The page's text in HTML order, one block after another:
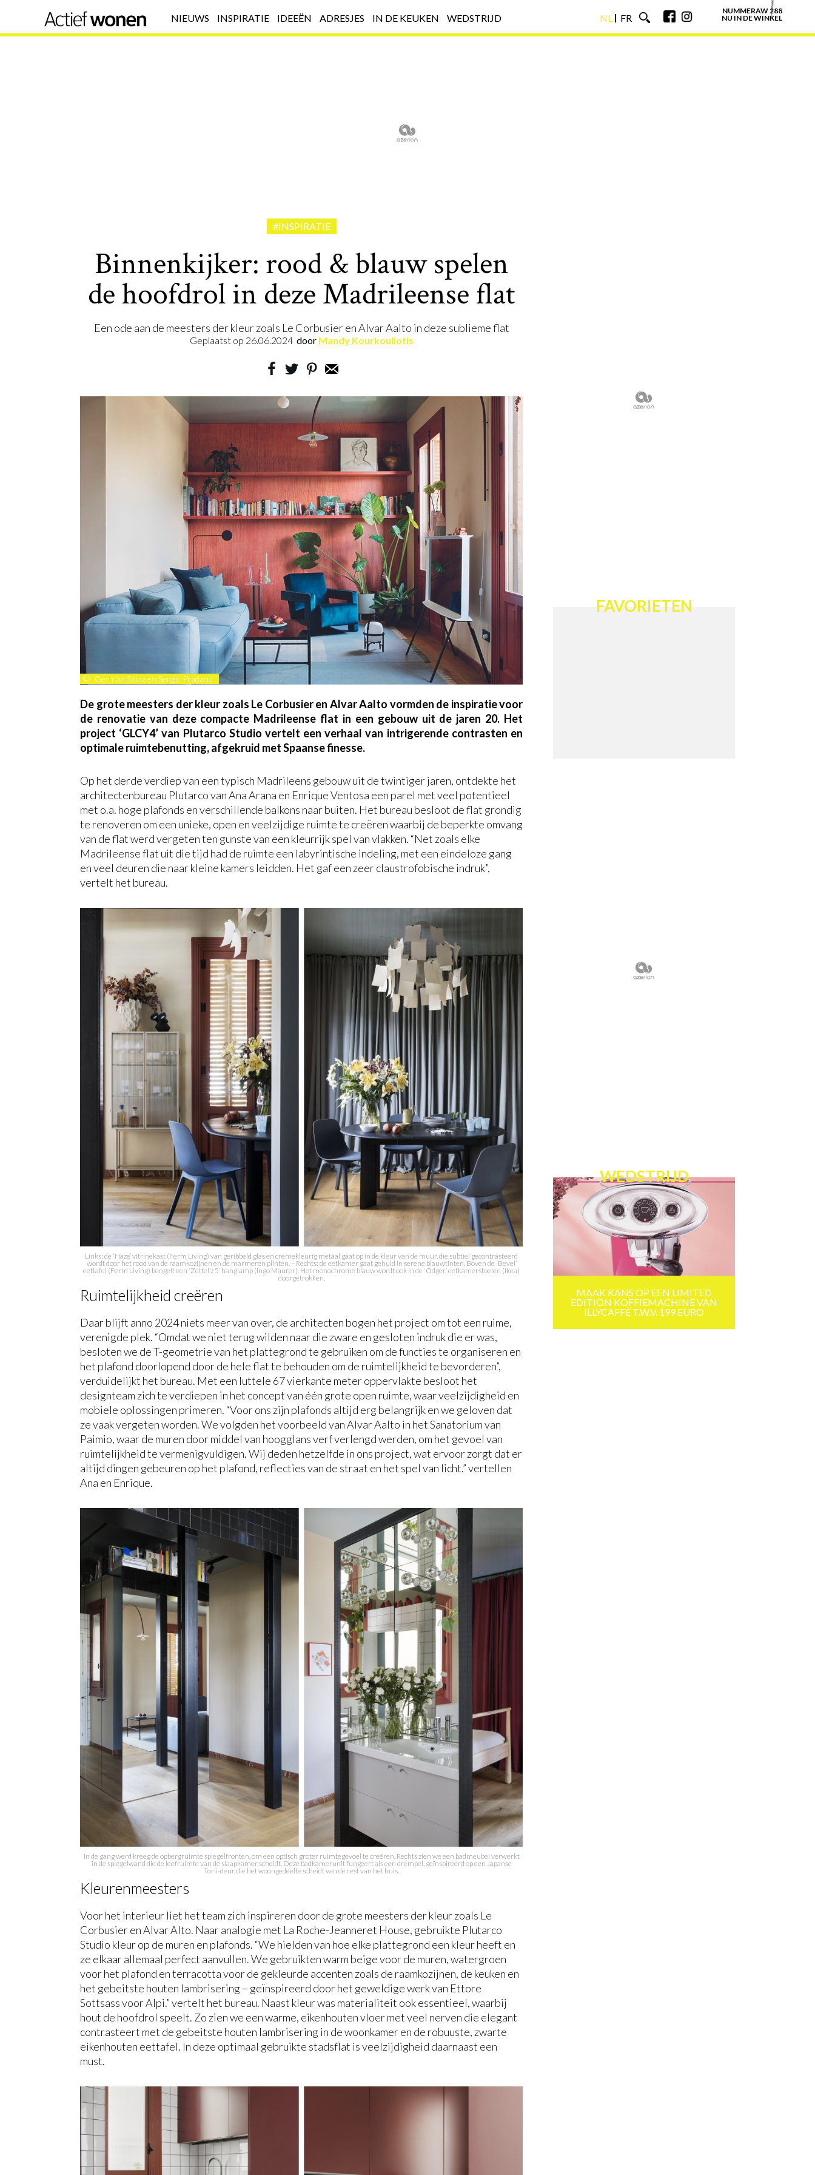
NIEUWS INSPIRATIE IDEEËN ADRESJES IN DE KEUKEN WEDSTRIJD
NL
FR
NUMMERAW 288
NU IN DE WINKEL
#INSPIRATIE
Binnenkijker: rood & blauw spelen
de hoofdrol in deze Madrileense flat
Een ode aan de meesters der kleur zoals Le Corbusier en Alvar Aalto in deze sublieme flat
Geplaatst op 26.06.2024 door Mandy Kourkouliotis
© German Sainz en Sergio Pradana
De grote meesters der kleur zoals Le Corbusier en Alvar Aalto vormden de inspiratie voor
de renovatie van deze compacte Madrileense flat in een gebouw uit de jaren 20. Het
project ‘GLCY4’ van Plutarco Studio vertelt een verhaal van intrigerende contrasten en
optimale ruimtebenutting, afgekruid met Spaanse finesse.
Op het derde verdiep van een typisch Madrileens gebouw uit de twintiger jaren, ontdekte het
architectenbureau Plutarco van Ana Arana en Enrique Ventosa een parel met veel potentieel
met o.a. hoge plafonds en verschillende balkons naar buiten. Het bureau besloot de flat grondig
te renoveren om een unieke, open en veelzijdige ruimte te creëren waarbij de beperkte omvang
van de flat werd vergeten ten gunste van een kleurrijk spel van vlakken. “Net zoals elke
Madrileense flat uit die tijd had de ruimte een labyrintische indeling, met een eindeloze gang
en veel deuren die naar kleine kamers leidden. Het gaf een zeer claustrofobische indruk”,
vertelt het bureau.
Links: de ‘Haze’ vitrinekast (Ferm Living) van geribbeld glas en crèmekleurig metaal gaat op in de kleur van de muur, die subtiel gecontrasteerd
wordt door het rood van de raamkozijnen en de marmeren plinten. – Rechts: de eetkamer gaat gehuld in serene blauwtinten. Boven de ‘Bevel’
eettafel (Ferm Living) bengelt een ‘Zettel’z 5’ hanglamp (Ingo Maurer). Het monochrome blauw wordt ook in de ‘Odger’ eetkamerstoelen (Ikea)
doorgetrokken.
Ruimtelijkheid creëren
Daar blijft anno 2024 niets meer van over, de architecten bogen het project om tot een ruime,
verenigde plek. “Omdat we niet terug wilden naar die zware en gesloten indruk die er was,
besloten we de T-geometrie van het plattegrond te gebruiken om de functies te organiseren en
het plafond doorlopend door de hele flat te behouden om de ruimtelijkheid te bevorderen”,
verduidelijkt het bureau. Met een luttele 67 vierkante meter oppervlakte besloot het
designteam zich te verdiepen in het concept van één grote open ruimte, waar veelzijdigheid en
mobiele oplossingen primeren. “Voor ons zijn plafonds altijd erg belangrijk en we geloven dat
ze vaak vergeten worden. We volgden het voorbeeld van Alvar Aalto in het Sanatorium van
Paimio, waar de muren door middel van hoogglans verf verlengd werden, om het gevoel van
ruimtelijkheid te vermenigvuldigen. Wij deden hetzelfde in ons project, wat ervoor zorgt dat er
altijd dingen gebeuren op het plafond, reflecties van de straat en het spel van licht.” vertellen
Ana en Enrique.
In de gang werd kreeg de opbergruimte spiegelfronten, om een optisch groter ruimtegevoel te creëren. Rechts zien we een badmeubel verwerkt
in de spiegelwand die de leefruimte van de slaapkamer scheidt. Deze badkamerunit fungeert als een drempel, geïnspireerd op een Japanse
Torii-deur, die het woongedeelte scheidt van de rest van het huis.
Kleurenmeesters
Voor het interieur liet het team zich inspireren door de grote meesters der kleur zoals Le
Corbusier en Alvar Alto. Naar analogie met La Roche-Jeanneret House, gebruikte Plutarco
Studio kleur op de muren en plafonds. “We hielden van hoe elke plattegrond een kleur heeft en
ze elkaar allemaal perfect aanvullen. We gebruikten warm beige voor de muren, watergroen
voor het plafond en terracotta voor de gekleurde accenten zoals de raamkozijnen, de keuken en
het gebeitste houten lambrisering – geïnspireerd door het geweldige werk van Ettore
Sottsass voor Alpi.” vertelt het bureau. Naast kleur was materialiteit ook essentieel, waarbij
hout de hoofdrol speelt. Zo zien we een warme, eikenhouten vloer met veel nerven die elegant
contrasteert met de gebeitste houten lambrisering in de woonkamer en de robuuste, zwarte
eikenhouten eettafel. In deze optimaal gebruikte stadsflat is veelzijdigheid daarnaast een
must.
FAVORIETEN
WEDSTRIJD
MAAK KANS OP EEN LIMITED
EDITION KOFFIEMACHINE VAN
ILLYCAFFÈ T.W.V. 199 EURO